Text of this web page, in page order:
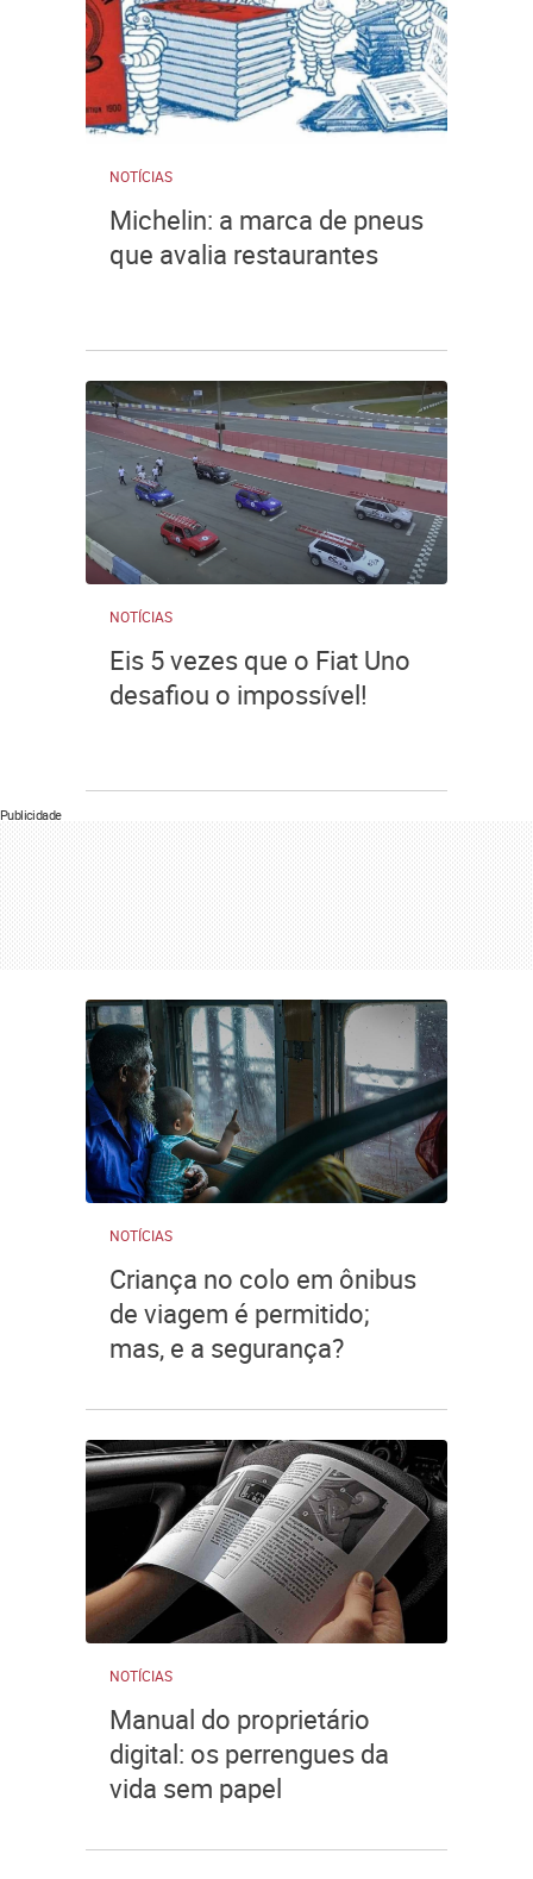
NOTÍCIAS
Michelin: a marca de pneus
que avalia restaurantes
NOTÍCIAS
Eis 5 vezes que o Fiat Uno
desafiou o impossível!
Publicidade
NOTÍCIAS
Criança no colo em ônibus
de viagem é permitido;
mas, e a segurança?
NOTÍCIAS
Manual do proprietário
digital: os perrengues da
vida sem papel